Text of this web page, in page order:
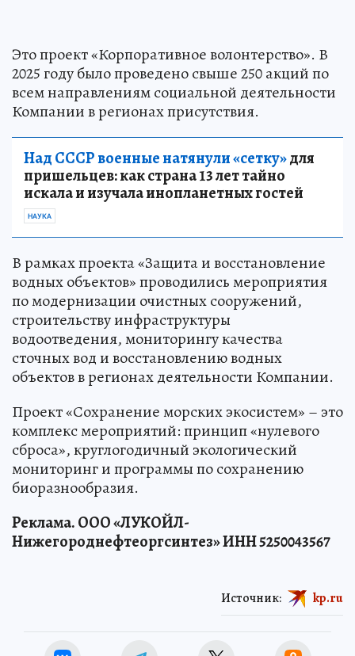
Это проект «Корпоративное волонтерство». В
2025 году было проведено свыше 250 акций по
всем направлениям социальной деятельности
Компании в регионах присутствия.
Над СССР военные натянули «сетку»для
пришельцев: как страна 13 лет тайно
искала и изучала инопланетных гостей
НАУКА
В рамках проекта «Защита и восстановление
водных объектов» проводились мероприятия
по модернизации очистных сооружений,
строительству инфраструктуры
водоотведения, мониторингу качества
сточных вод и восстановлению водных
объектов в регионах деятельности Компании.
Проект «Сохранение морских экосистем» – это
комплекс мероприятий: принцип «нулевого
сброса», круглогодичный экологический
мониторинг и программы по сохранению
биоразнообразия.
Реклама. ООО «ЛУКОЙЛ-
Нижегороднефтеоргсинтез» ИНН 5250043567
Источник: kp.ru